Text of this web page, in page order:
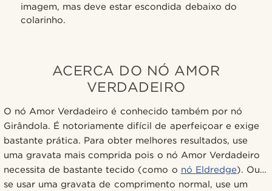
imagem, mas deve estar escondida debaixo do
colarinho.
ACERCA DO NÓ AMOR
VERDADEIRO
O nó Amor Verdadeiro é conhecido também por nó
Girândola. É notoriamente difícil de aperfeiçoar e exige
bastante prática. Para obter melhores resultados, use
uma gravata mais comprida pois o nó Amor Verdadeiro
necessita de bastante tecido (como o nó Eldredge). Ou…
se usar uma gravata de comprimento normal, use um